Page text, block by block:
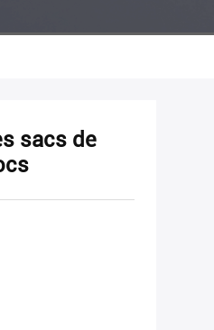
sacs de